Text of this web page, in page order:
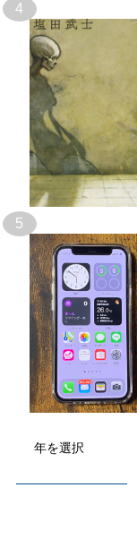
4
5